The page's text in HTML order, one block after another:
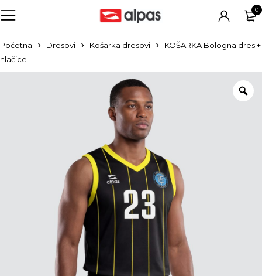
0
Početna Dresovi Košarka dresovi
KOŠARKA Bologna dres +
hlačice